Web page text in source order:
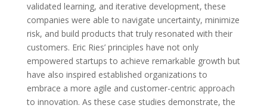
validated learning, and iterative development, these
companies were able to navigate uncertainty, minimize
risk, and build products that truly resonated with their
customers. Eric Ries’ principles have not only
empowered startups to achieve remarkable growth but
have also inspired established organizations to
embrace a more agile and customer-centric approach
to innovation. As these case studies demonstrate, the